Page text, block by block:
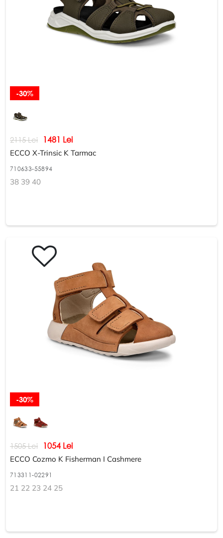
-30%
2115 Lei 1481 Lei
ECCO X-Trinsic K Tarmac
710633-55894
38 39 40
-30%
1505 Lei 1054 Lei
ECCO Cozmo K Fisherman I Cashmere
713311-02291
21 22 23 24 25